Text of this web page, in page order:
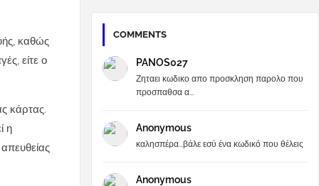
καθώς
είτε ο
κάρτας.
η
COMMENTS
PANOS027
Ζηταει κωδικο απο προσκληση παρολο που
προσπαθσα α...
Anonymous
καλησπέρα...βάλε εσύ ένα κωδικό που θέλεις
Anonymous